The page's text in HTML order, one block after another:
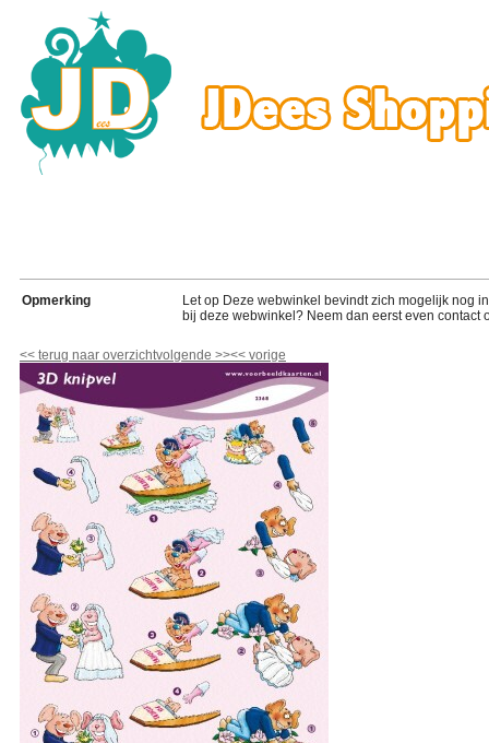
Opmerking
Let op Deze webwinkel bevindt zich mogelijk nog
bij deze webwinkel? Neem dan eerst even contact
<< terug naar overzichtvolgende >><< vorige